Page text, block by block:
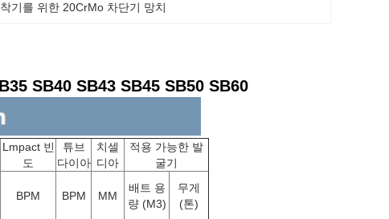
기를 위한 20CrMo 차단기 망치
SB40 SB43 SB45 SB50 SB60
Lmpact 빈
도
튜브
다이아
치셀
디아
적용 가능한 발
굴기
BPM BPM MM
배트 용
량 (M3)
무게
(톤)